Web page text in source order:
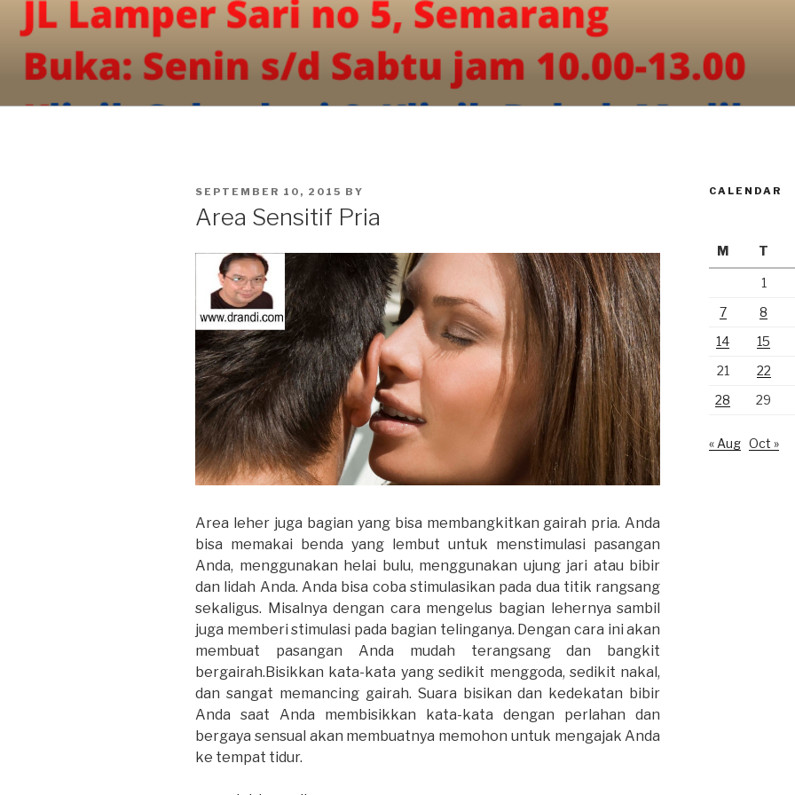
content
POSTED
SEPTEMBER 10, 2015 BY
Area Sensitif Pria
Area leher juga bagian yang bisa membangkitkan gairah pria. Anda
bisa memakai benda yang lembut untuk menstimulasi pasangan
Anda, menggunakan helai bulu, menggunakan ujung jari atau bibir
dan lidah Anda. Anda bisa coba stimulasikan pada dua titik rangsang
sekaligus. Misalnya dengan cara mengelus bagian lehernya sambil
juga memberi stimulasi pada bagian telinganya. Dengan cara ini akan
membuat pasangan Anda mudah terangsang dan bangkit
bergairah.Bisikkan kata-kata yang sedikit menggoda, sedikit nakal,
dan sangat memancing gairah. Suara bisikan dan kedekatan bibir
Anda saat Anda membisikkan kata-kata dengan perlahan dan
bergaya sensual akan membuatnya memohon untuk mengajak Anda
ke tempat tidur.
CALENDAR
M T
1
7
8
14
15
21
22
28
29
« Aug Oct »